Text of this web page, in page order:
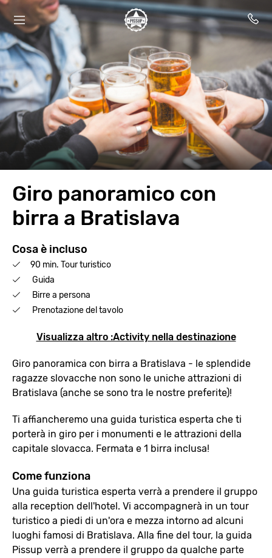
Giro panoramico con
birra a Bratislava
Cosa è incluso
90 min. Tour turistico
Guida
Birre a persona
Prenotazione del tavolo
Visualizza altro :Activity nella destinazione
Giro panoramica con birra a Bratislava - le splendide
ragazze slovacche non sono le uniche attrazioni di
Bratislava (anche se sono tra le nostre preferite)!
Ti affiancheremo una guida turistica esperta che ti
porterà in giro per i monumenti e le attrazioni della
capitale slovacca. Fermata e 1 birra inclusa!
Come funziona
Una guida turistica esperta verrà a prendere il gruppo
alla reception dell'hotel. Vi accompagnerà in un tour
turistico a piedi di un'ora e mezza intorno ad alcuni
luoghi famosi di Bratislava. Alla fine del tour, la guida
Pissup verrà a prendere il gruppo da qualche parte